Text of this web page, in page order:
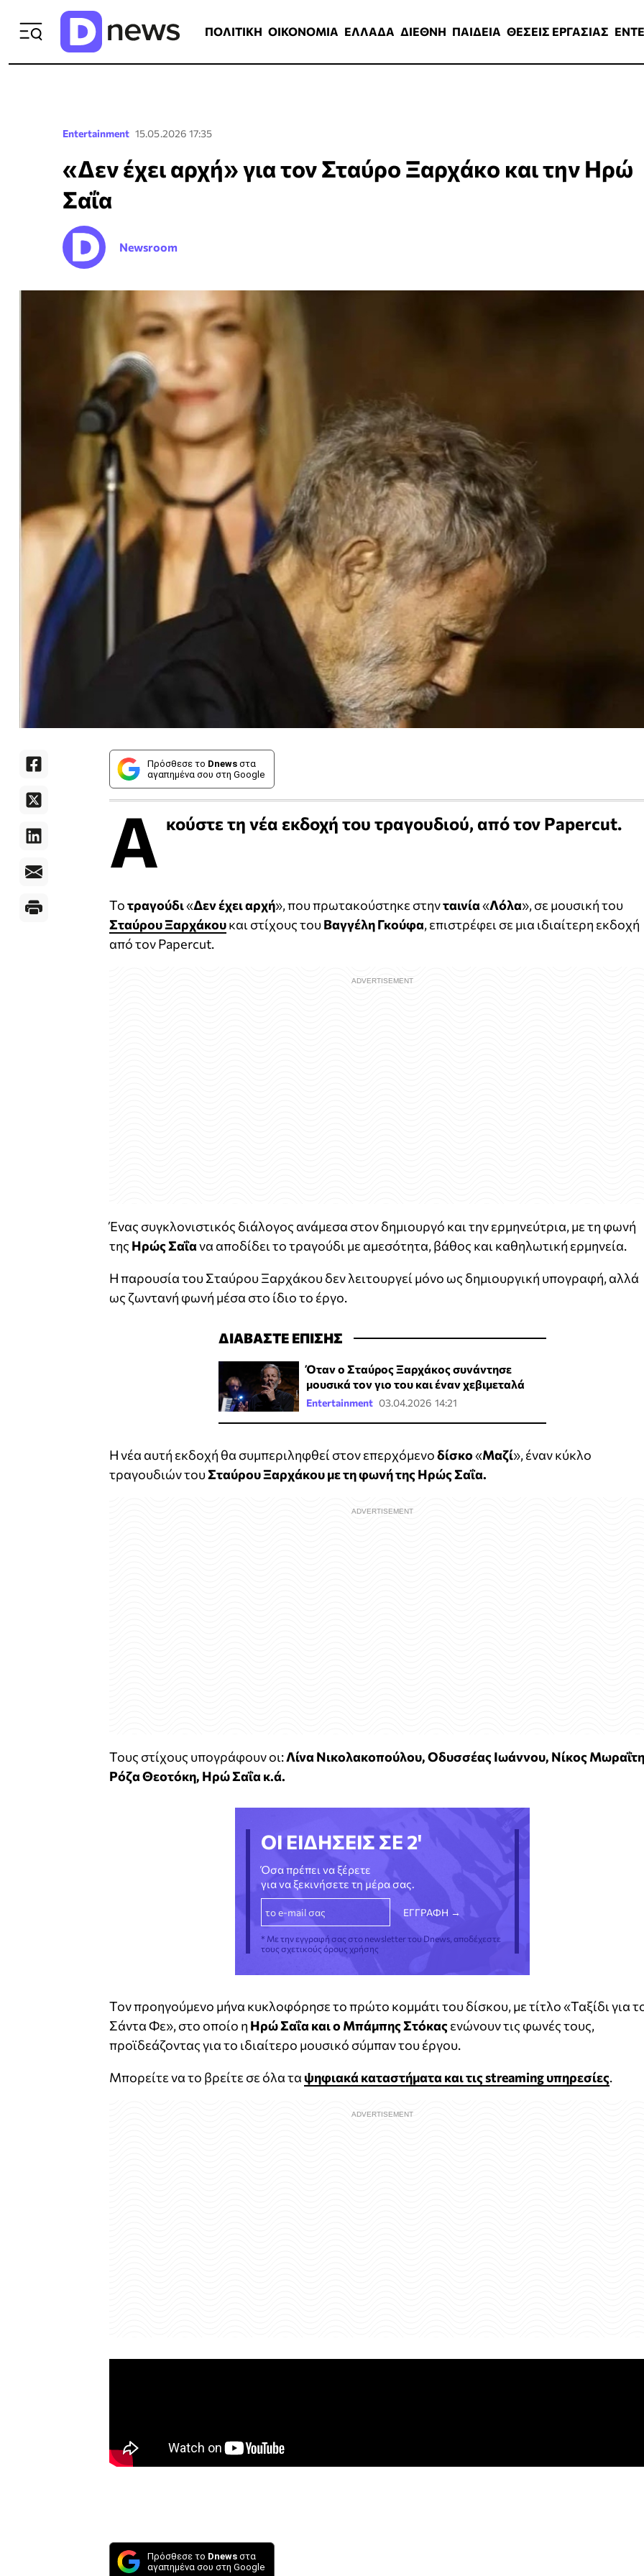
ΠΟΛΙΤΙΚΗ ΟΙΚΟΝΟΜΙΑ ΕΛΛΑΔΑ ΔΙΕΘΝΗ ΠΑΙΔΕΙΑ ΘΕΣΕΙΣ ΕΡΓΑΣΙΑΣ
Entertainment 15.05.2026 17:35
«Δεν έχει αρχή» για τον Σταύρο Ξαρχάκο και την Ηρώ
Σαΐα
Newsroom
Πρόσθεσε το Dnews στα
αγαπημένα σου στη Google
Α κούστε τη νέα εκδοχή του τραγουδιού, από τον Papercut.
Τοτραγούδι«Δεν έχει αρχή», που πρωτακούστηκε στηνταινία«Λόλα», σε μουσική του
Σταύρου Ξαρχάκουκαι στίχους τουΒαγγέλη Γκούφα, επιστρέφει σε μια ιδιαίτερη εκδοχή
από τον Papercut.
Ένας συγκλονιστικός διάλογος ανάμεσα στον δημιουργό και την ερμηνεύτρια, με τη φωνή
της Ηρώς Σαΐανα αποδίδει το τραγούδι με αμεσότητα, βάθος και καθηλωτική ερμηνεία.
Η παρουσία του Σταύρου Ξαρχάκου δεν λειτουργεί μόνο ως δημιουργική υπογραφή, αλλά
ως ζωντανή φωνή μέσα στο ίδιο το έργο.
ΔΙΑΒΑΣΤΕ ΕΠΙΣΗΣ
Όταν ο Σταύρος Ξαρχάκος συνάντησε
μουσικά τον γιο του και έναν χεβιμεταλά
Entertainment 03.04.2026 14:21
Η νέα αυτή εκδοχή θα συμπεριληφθεί στον επερχόμενοδίσκο«Μαζί», έναν κύκλο
τραγουδιών τουΣταύρου Ξαρχάκου με τη φωνή της Ηρώς Σαΐα.
Τους στίχους υπογράφουν οι:Λίνα Νικολακοπούλου, Οδυσσέας Ιωάννου, Νίκος
Ρόζα Θεοτόκη, Ηρώ Σαΐα κ.ά.
ΟΙ ΕΙΔΗΣΕΙΣ ΣΕ 2'
Όσα πρέπει να ξέρετε
για να ξεκινήσετε τη μέρα σας.
* Με την εγγραφή σας στο newsletter του Dnews, αποδέχεστε
τους σχετικούς όρους χρήσης
Τον προηγούμενο μήνα κυκλοφόρησε το πρώτο κομμάτι του δίσκου, με τίτλο «Ταξίδι για
Σάντα Φε», στο οποίο η Ηρώ Σαΐα και ο Μπάμπης Στόκας ενώνουν τις φωνές τους,
προϊδεάζοντας για το ιδιαίτερο μουσικό σύμπαν του έργου.
Μπορείτε να το βρείτε σε όλα τα ψηφιακά καταστήματα και τις streaming υπηρεσίες.
Πρόσθεσε το Dnews στα
αγαπημένα σου στη Google